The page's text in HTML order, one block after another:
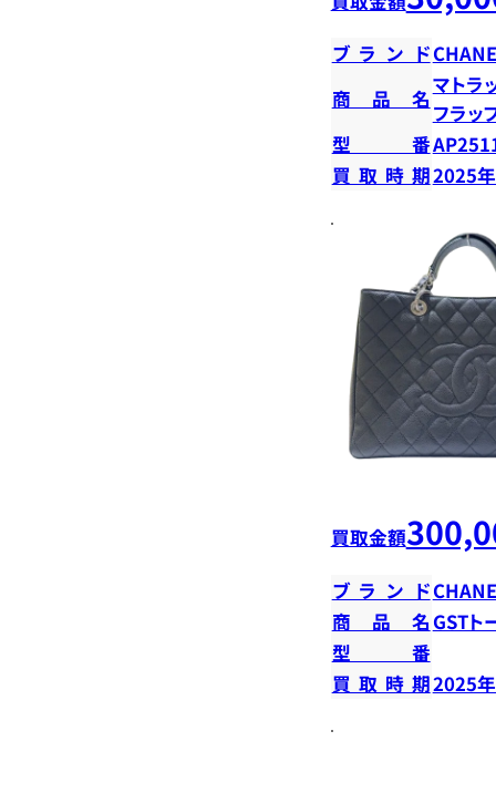
ブランド
商品名
マトラ
フラッ
型番
買取時期2025
買取金額
ブランド
商品名 GSTト
型番
買取時期2025